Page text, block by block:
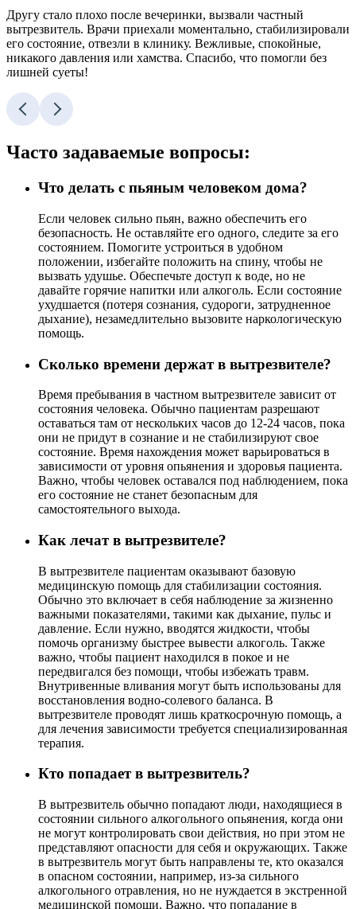
Другу стало плохо после вечеринки, вызвали частный
вытрезвитель. Врачи приехали моментально, стабилизировали
его состояние, отвезли в клинику. Вежливые, спокойные,
никакого давления или хамства. Спасибо, что помогли без
лишней суеты!
Часто задаваемые вопросы:
Что делать с пьяным человеком дома?
Если человек сильно пьян, важно обеспечить его
безопасность. Не оставляйте его одного, следите за его
состоянием. Помогите устроиться в удобном
положении, избегайте положить на спину, чтобы не
вызвать удушье. Обеспечьте доступ к воде, но не
давайте горячие напитки или алкоголь. Если состояние
ухудшается (потеря сознания, судороги, затрудненное
дыхание), незамедлительно вызовите наркологическую
помощь.
Сколько времени держат в вытрезвителе?
Время пребывания в частном вытрезвителе зависит от
состояния человека. Обычно пациентам разрешают
оставаться там от нескольких часов до 12-24 часов, пока
они не придут в сознание и не стабилизируют свое
состояние. Время нахождения может варьироваться в
зависимости от уровня опьянения и здоровья пациента.
Важно, чтобы человек оставался под наблюдением, пока
его состояние не станет безопасным для
самостоятельного выхода.
Как лечат в вытрезвителе?
В вытрезвителе пациентам оказывают базовую
медицинскую помощь для стабилизации состояния.
Обычно это включает в себя наблюдение за жизненно
важными показателями, такими как дыхание, пульс и
давление. Если нужно, вводятся жидкости, чтобы
помочь организму быстрее вывести алкоголь. Также
важно, чтобы пациент находился в покое и не
передвигался без помощи, чтобы избежать травм.
Внутривенные вливания могут быть использованы для
восстановления водно-солевого баланса. В
вытрезвителе проводят лишь краткосрочную помощь, а
для лечения зависимости требуется специализированная
терапия.
Кто попадает в вытрезвитель?
В вытрезвитель обычно попадают люди, находящиеся в
состоянии сильного алкогольного опьянения, когда они
не могут контролировать свои действия, но при этом не
представляют опасности для себя и окружающих. Также
в вытрезвитель могут быть направлены те, кто оказался
в опасном состоянии, например, из-за сильного
алкогольного отравления, но не нуждается в экстренной
медицинской помощи. Важно, что попадание в